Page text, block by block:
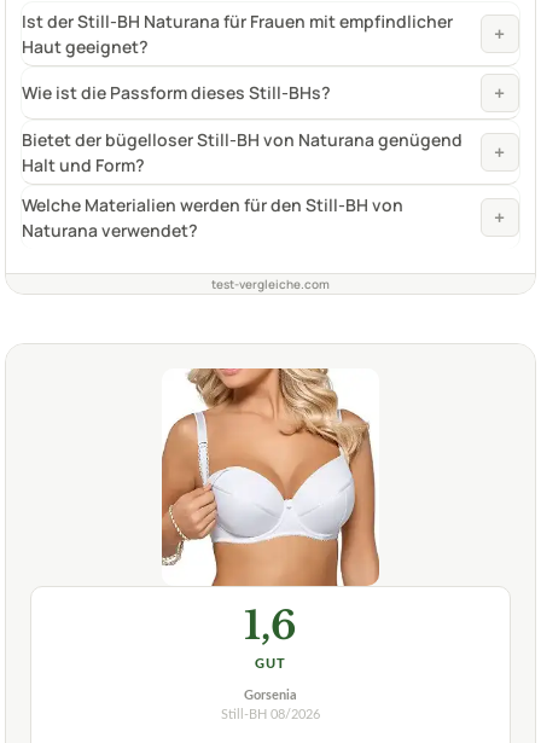
Ist der Still-BH Naturana für Frauen mit empfindlicher
Haut geeignet?
+
Wie ist die Passform dieses Still-BHs? +
Bietet der bügelloser Still-BH von Naturana genügend
Halt und Form?
+
Welche Materialien werden für den Still-BH von
Naturana verwendet?
+
test-vergleiche.com
1,6
GUT
Gorsenia
Still-BH 08/2026